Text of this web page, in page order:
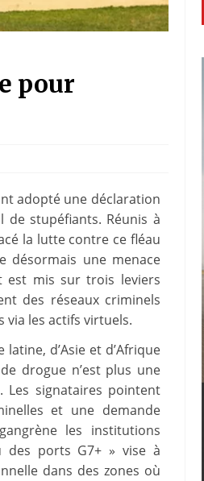
pour
adopté une déclaration
stupéfiants. Réunis à
la lutte contre ce fléau
désormais une menace
est mis sur trois leviers
des réseaux criminels
via les actifs virtuels.
d’Asie et d’Afrique
drogue n’est plus une
signataires pointent
et une demande
les institutions
des ports G7+ » vise à
dans des zones où